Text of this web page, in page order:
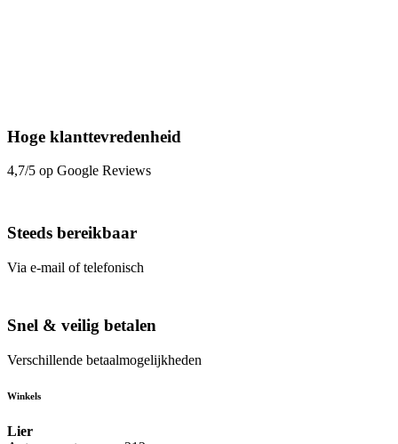
Hoge klanttevredenheid
4,7/5 op Google Reviews
Steeds bereikbaar
Via e-mail of telefonisch
Snel & veilig betalen
Verschillende betaalmogelijkheden
Winkels
Lier